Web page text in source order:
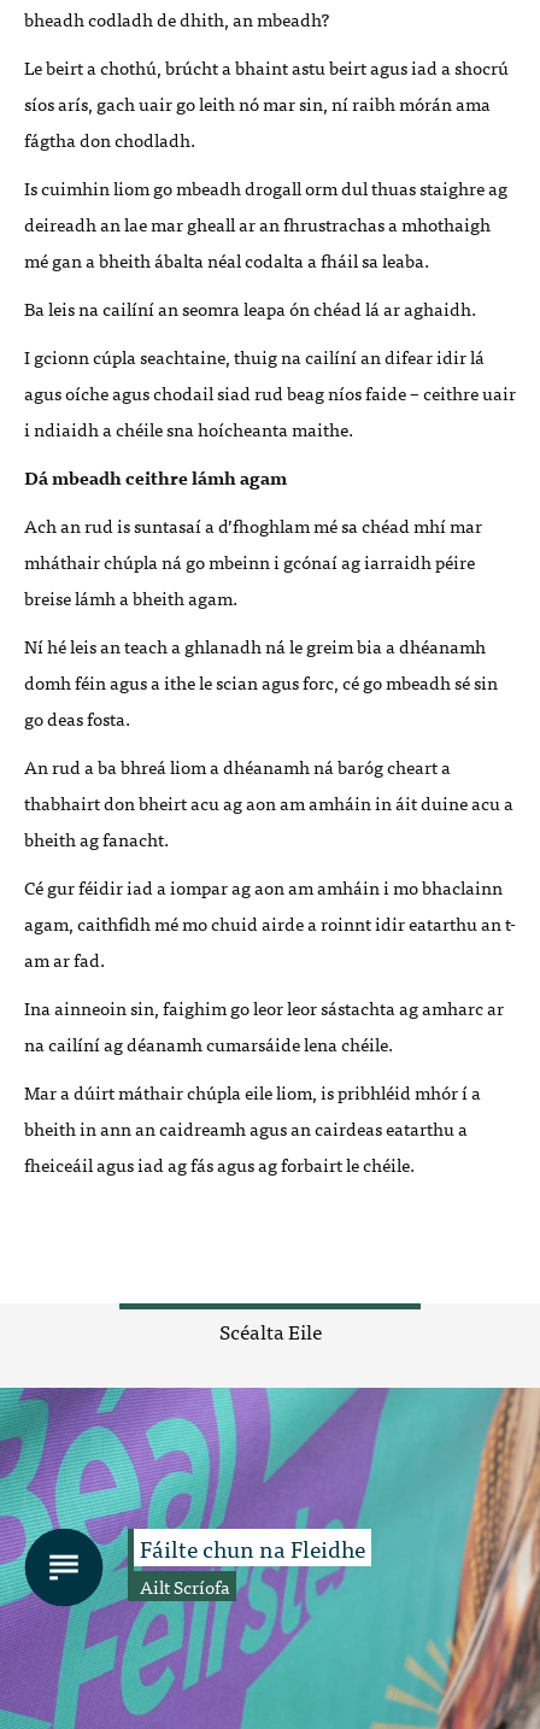
bheadh codladh de dhith, an mbeadh?
Le beirt a chothú, brúcht a bhaint astu beirt agus iad a shocrú
síos arís, gach uair go leith nó mar sin, ní raibh mórán ama
fágtha don chodladh.
Is cuimhin liom go mbeadh drogall orm dul thuas staighre ag
deireadh an lae mar gheall ar an fhrustrachas a mhothaigh
mé gan a bheith ábalta néal codalta a fháil sa leaba.
Ba leis na cailíní an seomra leapa ón chéad lá ar aghaidh.
I gcionn cúpla seachtaine, thuig na cailíní an difear idir lá
agus oíche agus chodail siad rud beag níos faide – ceithre uair
i ndiaidh a chéile sna hoícheanta maithe.
Dá mbeadh ceithre lámh agam
Ach an rud is suntasaí a d’fhoghlam mé sa chéad mhí mar
mháthair chúpla ná go mbeinn i gcónaí ag iarraidh péire
breise lámh a bheith agam.
Ní hé leis an teach a ghlanadh ná le greim bia a dhéanamh
domh féin agus a ithe le scian agus forc, cé go mbeadh sé sin
go deas fosta.
An rud a ba bhreá liom a dhéanamh ná baróg cheart a
thabhairt don bheirt acu ag aon am amháin in áit duine acu a
bheith ag fanacht.
Cé gur féidir iad a iompar ag aon am amháin i mo bhaclainn
agam, caithfidh mé mo chuid airde a roinnt idir eatarthu an t-
am ar fad.
Ina ainneoin sin, faighim go leor leor sástachta ag amharc ar
na cailíní ag déanamh cumarsáide lena chéile.
Mar a dúirt máthair chúpla eile liom, is pribhléid mhór í a
bheith in ann an caidreamh agus an cairdeas eatarthu a
fheiceáil agus iad ag fás agus ag forbairt le chéile.
Scéalta Eile
Fáilte chun na Fleidhe
Ailt Scríofa